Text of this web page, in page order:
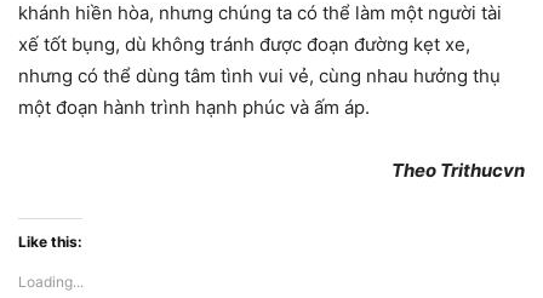
khánh hiền hòa, nhưng chúng ta có thể làm một người tài
xế tốt bụng, dù không tránh được đoạn đường kẹt xe,
nhưng có thể dùng tâm tình vui vẻ, cùng nhau hưởng thụ
một đoạn hành trình hạnh phúc và ấm áp.
Theo Trithucvn
Like this:
Loading...